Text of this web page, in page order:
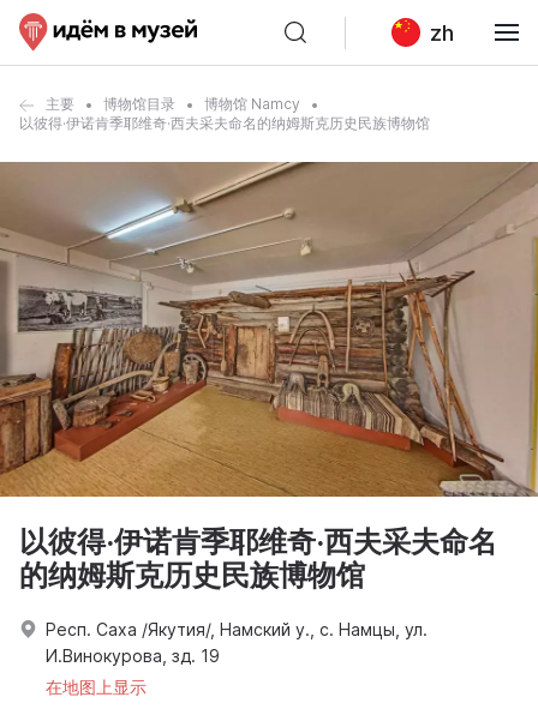
zh
主要 博物馆目录
博物馆 Namcy
以彼得·伊诺肯季耶维奇·西夫采夫命名的纳姆斯克历史民族博物馆
以彼得·伊诺肯季耶维奇·西夫采夫命名
的纳姆斯克历史民族博物馆
Респ. Саха /Якутия/, Намский у., с. Намцы, ул.
И.Винокурова, зд. 19
在地图上显示